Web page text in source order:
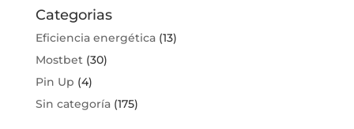
Categorias
Eficiencia energética(13)
Mostbet(30)
Pin Up (4)
Sin categoría(175)